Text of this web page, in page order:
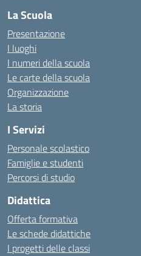
La Scuola
Presentazione
I luoghi
I numeri della scuola
Le carte della scuola
Organizzazione
La storia
I Servizi
Personale scolastico
Famiglie e studenti
Percorsi di studio
Didattica
Offerta formativa
Le schede didattiche
I progetti delle classi